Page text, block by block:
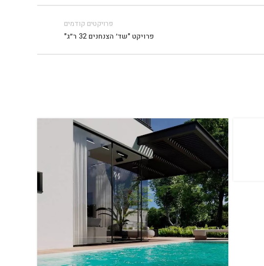
פרויקטים קודמים
פרויקט "שד׳ הצנחנים 32 ר״ג"